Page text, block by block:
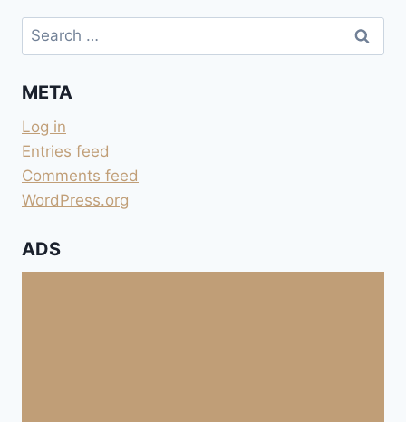
Search
for:
META
Log in
Entries feed
Comments feed
WordPress.org
ADS